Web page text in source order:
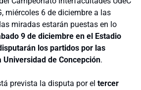
miércoles 6 de diciembre a las
miradas estarán puestas en lo
9 de diciembre en el Estadio
los partidos por las
Universidad de Concepción.
prevista la disputa por el tercer